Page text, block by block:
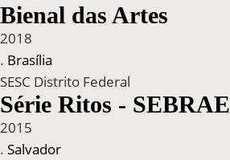
Bienal das Artes
2018
. Brasília
SESC Distrito Federal
Série Ritos - SEBRAE
2015
. Salvador